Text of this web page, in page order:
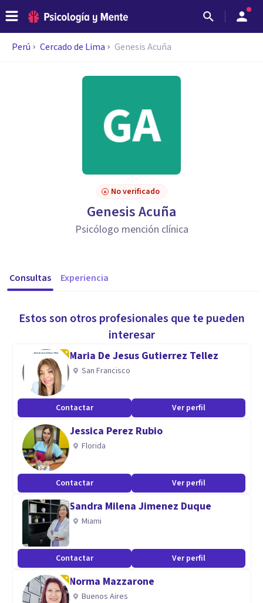
Perú Cercado de Lima Genesis Acuña
No verificado
Genesis Acuña
Psicólogo mención clínica
Consultas Experiencia
Estos son otros profesionales que te pueden
interesar
Maria De Jesus Gutierrez Tellez
San Francisco
Contactar Ver perfil
Jessica Perez Rubio
Florida
Contactar Ver perfil
Sandra Milena Jimenez Duque
Miami
Contactar Ver perfil
Norma Mazzarone
Buenos Aires